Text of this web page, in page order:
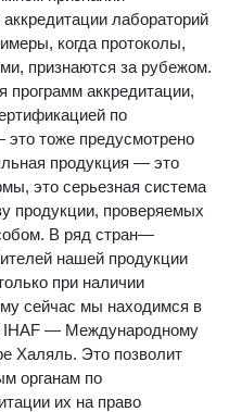
лабораторий
когда протоколы,
признаются за рубежом.
аккредитации,
по
тоже предусмотрено
продукция — это
это серьезная система
продукции, проверяемых
В ряд стран—
нашей продукции
при наличии
сейчас мы находимся в
IHAF — Международному
Халяль. Это позволит
органам по
их на право